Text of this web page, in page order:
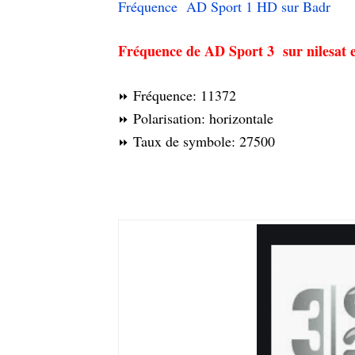
Fréquence AD Sport 1 HD sur Badr
Fréquence de AD Sport 3 sur nilesat
⏩ Fréquence: 11372
⏩ Polarisation: horizontale
⏩ Taux de symbole: 27500